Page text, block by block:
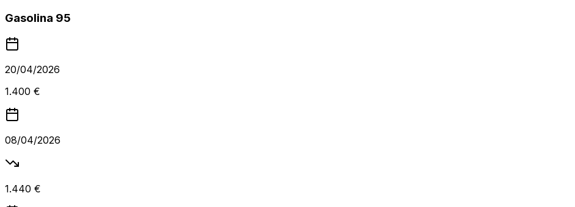
Gasolina 95
20/04/2026
1.400 €
08/04/2026
1.440 €